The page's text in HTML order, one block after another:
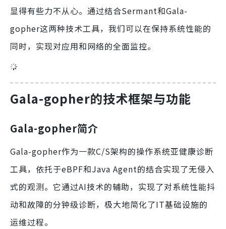
显得有些力不从心。通过结合Sermant和Gala-
gopher这两种技术工具，我们可以在保持系统性能的
同时，实现对应用和网络的全面监控。
Gala-gopher的技术框架与功能
Gala-gopher简介
Gala-gopher作为一款C/S架构的操作系统亚健康诊断
工具，依托于eBPF和Java Agent的结合实现了无侵入
式的观测。它通过AI技术的辅助，实现了对系统性能抖
动和故障的分钟级诊断，极大地简化了IT基础设施的
运维过程。